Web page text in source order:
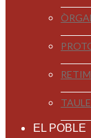
EL POBLE